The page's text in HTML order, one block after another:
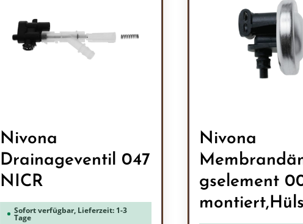
Nivona
Drainageventil 047
NICR
Sofort verfügbar, Lieferzeit: 1-3
Tage
Nivona
gselement